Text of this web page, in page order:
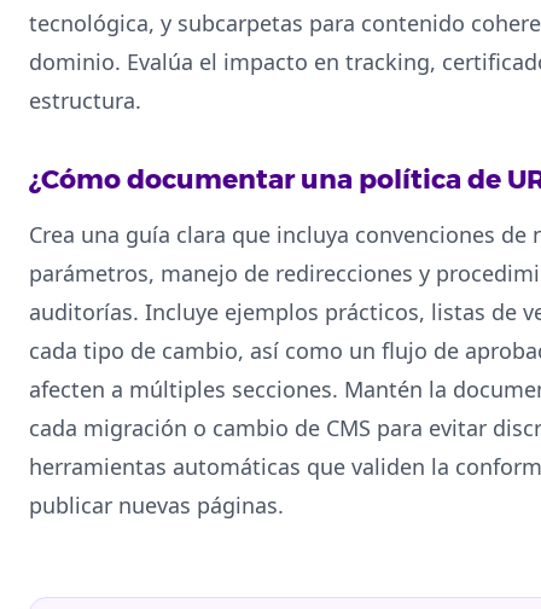
tecnológica, y subcarpetas para contenido
dominio. Evalúa el impacto en tracking,
estructura.
¿Cómo documentar una política de
Crea una guía clara que incluya convenciones
parámetros, manejo de redirecciones y
auditorías. Incluye ejemplos prácticos, listas de
cada tipo de cambio, así como un flujo de
afecten a múltiples secciones. Mantén la
cada migración o cambio de CMS para evitar
herramientas automáticas que validen la
publicar nuevas páginas.